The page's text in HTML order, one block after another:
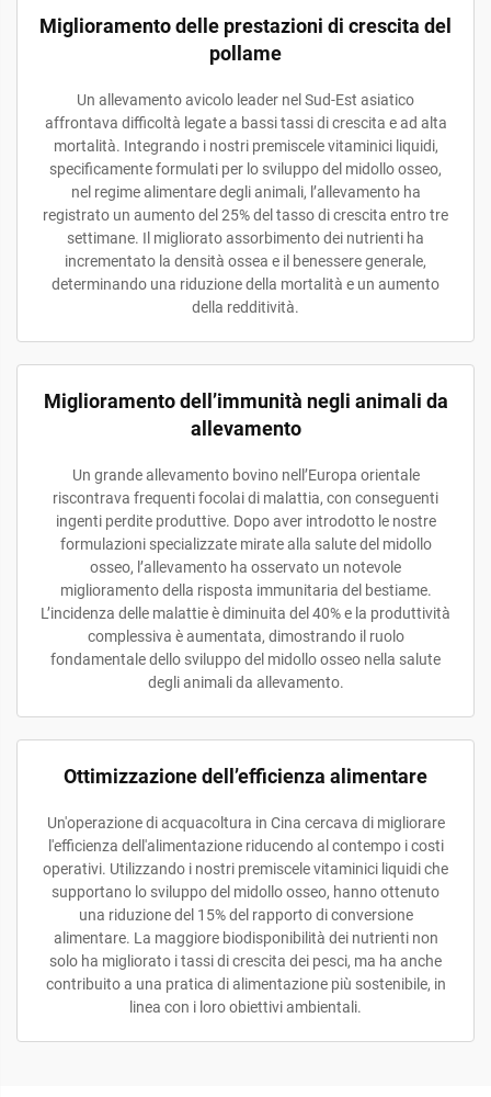
Miglioramento delle prestazioni di crescita del
pollame
Un allevamento avicolo leader nel Sud-Est asiatico
affrontava difficoltà legate a bassi tassi di crescita e ad alta
mortalità. Integrando i nostri premiscele vitaminici liquidi,
specificamente formulati per lo sviluppo del midollo osseo,
nel regime alimentare degli animali, l’allevamento ha
registrato un aumento del 25% del tasso di crescita entro tre
settimane. Il migliorato assorbimento dei nutrienti ha
incrementato la densità ossea e il benessere generale,
determinando una riduzione della mortalità e un aumento
della redditività.
Miglioramento dell’immunità negli animali da
allevamento
Un grande allevamento bovino nell’Europa orientale
riscontrava frequenti focolai di malattia, con conseguenti
ingenti perdite produttive. Dopo aver introdotto le nostre
formulazioni specializzate mirate alla salute del midollo
osseo, l’allevamento ha osservato un notevole
miglioramento della risposta immunitaria del bestiame.
L’incidenza delle malattie è diminuita del 40% e la produttività
complessiva è aumentata, dimostrando il ruolo
fondamentale dello sviluppo del midollo osseo nella salute
degli animali da allevamento.
Ottimizzazione dell’efficienza alimentare
Un'operazione di acquacoltura in Cina cercava di migliorare
l'efficienza dell'alimentazione riducendo al contempo i costi
operativi. Utilizzando i nostri premiscele vitaminici liquidi che
supportano lo sviluppo del midollo osseo, hanno ottenuto
una riduzione del 15% del rapporto di conversione
alimentare. La maggiore biodisponibilità dei nutrienti non
solo ha migliorato i tassi di crescita dei pesci, ma ha anche
contribuito a una pratica di alimentazione più sostenibile, in
linea con i loro obiettivi ambientali.